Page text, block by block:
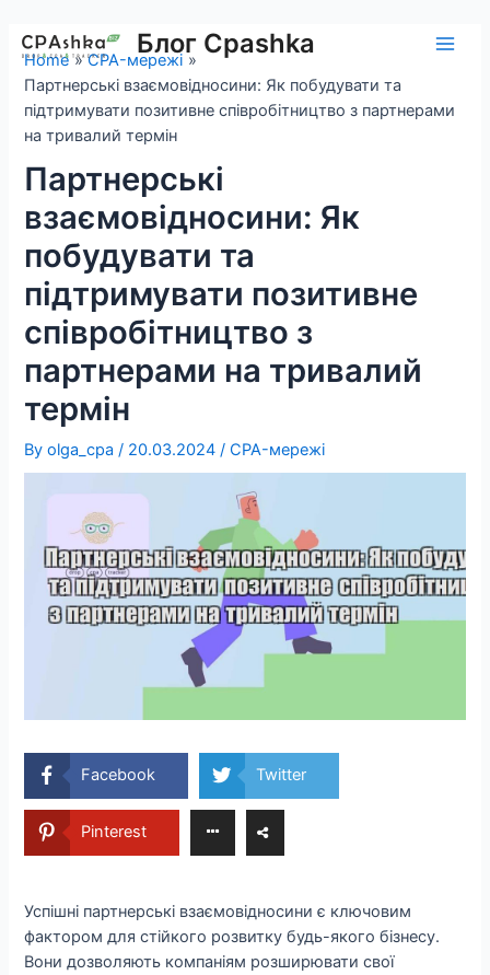
content
Блог Cpashka
Home
CPA-мережі
Партнерські взаємовідносини: Як побудувати та
підтримувати позитивне співробітництво з партнерами
на тривалий термін
Партнерські
взаємовідносини: Як
побудувати та
підтримувати позитивне
співробітництво з
партнерами на тривалий
термін
Byolga_cpa/ 20.03.2024/CPA-мережі
Facebook Twitter
Pinterest
Успішні партнерські взаємовідносини є ключовим
фактором для стійкого розвитку будь-якого бізнесу.
Вони дозволяють компаніям розширювати свої